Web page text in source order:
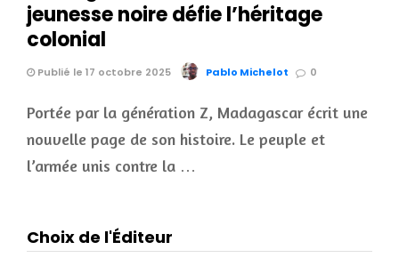
jeunesse noire défie l’héritage
colonial
Publié le 17 octobre 2025 Pablo Michelot 0
Portée par la génération Z, Madagascar écrit une
nouvelle page de son histoire. Le peuple et
l’armée unis contre la …
Choix de l'Éditeur